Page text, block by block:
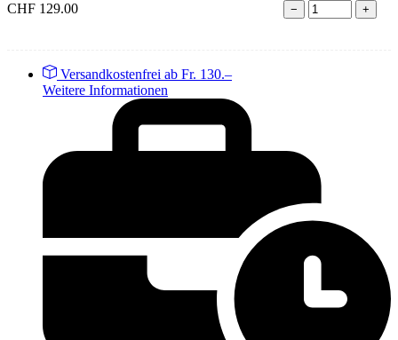
CHF 129.00 − +
Versandkostenfrei ab Fr. 130.–
Weitere Informationen